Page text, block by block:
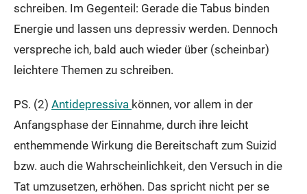
schreiben. Im Gegenteil: Gerade die Tabus binden
Energie und lassen uns depressiv werden. Dennoch
verspreche ich, bald auch wieder über (scheinbar)
leichtere Themen zu schreiben.
PS. (2) Antidepressiva können, vor allem in der
Anfangsphase der Einnahme, durch ihre leicht
enthemmende Wirkung die Bereitschaft zum Suizid
bzw. auch die Wahrscheinlichkeit, den Versuch in die
Tat umzusetzen, erhöhen. Das spricht nicht per se